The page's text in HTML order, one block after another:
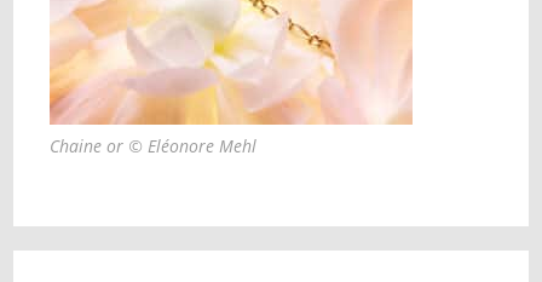
Chaine or © Eléonore Mehl